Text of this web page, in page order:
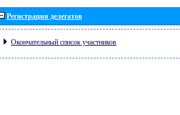
Регистрация делегатов
Окончательный список участников